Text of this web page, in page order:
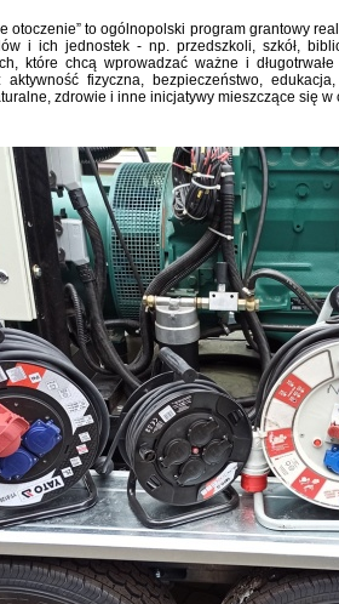
otoczenie” to ogólnopolski program grantowy
i ich jednostek - np. przedszkoli, szkół,
które chcą wprowadzać ważne i
aktywność fizyczna, bezpieczeństwo,
zdrowie i inne inicjatywy mieszczące się w